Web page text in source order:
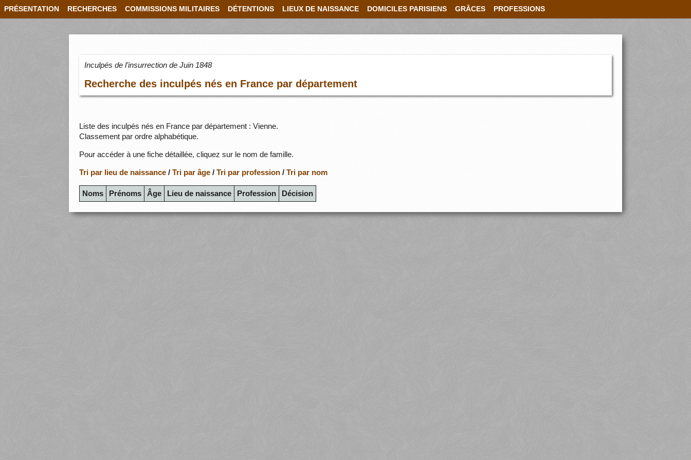
PRÉSENTATION RECHERCHES COMMISSIONS MILITAIRES DÉTENTIONS LIEUX DE NAISSANCE DOMICILES PARISIENS GRÂCES PROFESSIONS
Inculpés de l’insurrection de Juin 1848
Recherche des inculpés nés en France par département
Liste des inculpés nés en France par département : Vienne.
Classement par ordre alphabétique.
Pour accéder à une fiche détaillée, cliquez sur le nom de famille.
Tri par lieu de naissance /Tri par âge /Tri par profession /Tri par nom
Noms Prénoms Âge Lieu de naissance Profession Décision